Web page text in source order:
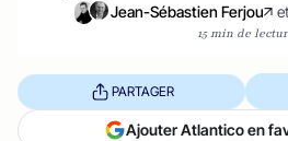
Jean-Sébastien Ferjou et
15 min de
PARTAGER
Ajouter Atlantico en